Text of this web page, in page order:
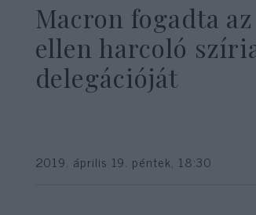
Macron fogadta
ellen harcoló
delegációját
2019. április 19. péntek, 18:30